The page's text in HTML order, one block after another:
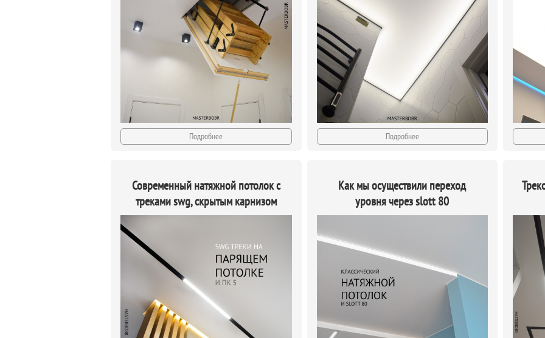
Подробнее Подробнее
Современный натяжной потолок с
треками swg, скрытым карнизом
Как мы осуществили переход
уровня через slott 80